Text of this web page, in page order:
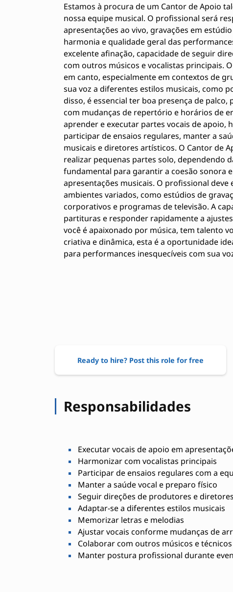
Estamos à procura de um Cantor de Apoio
nossa equipe musical. O profissional será
apresentações ao vivo, gravações em
harmonia e qualidade geral das
excelente afinação, capacidade de seguir
com outros músicos e vocalistas principais.
em canto, especialmente em contextos de
sua voz a diferentes estilos musicais, como
disso, é essencial ter boa presença de
com mudanças de repertório e horários de
aprender e executar partes vocais de apoio,
participar de ensaios regulares, manter a
musicais e diretores artísticos. O Cantor de
realizar pequenas partes solo, dependendo
fundamental para garantir a coesão sonora
apresentações musicais. O profissional
ambientes variados, como estúdios de
corporativos e programas de televisão. A
partituras e responder rapidamente a
você é apaixonado por música, tem talento
criativa e dinâmica, esta é a oportunidade
para performances inesquecíveis com sua
Ready to hire? Post this role for free
Responsabilidades
Executar vocais de apoio em
Harmonizar com vocalistas principais
Participar de ensaios regulares com a
Manter a saúde vocal e preparo físico
Seguir direções de produtores e
Adaptar-se a diferentes estilos musicais
Memorizar letras e melodias
Ajustar vocais conforme mudanças de
Colaborar com outros músicos e
Manter postura profissional durante